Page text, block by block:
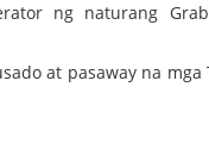
ng naturang
at pasaway na mga